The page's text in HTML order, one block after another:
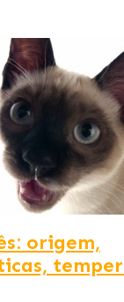
origem,